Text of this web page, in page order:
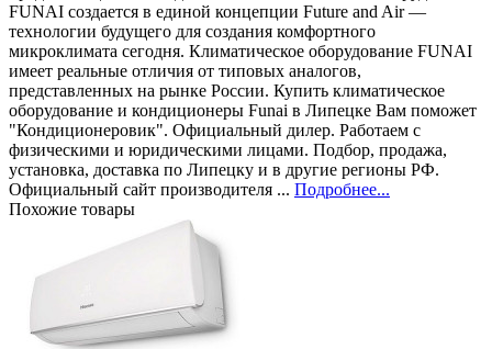
FUNAI создается в единой концепции Future and Air —
технологии будущего для создания комфортного
микроклимата сегодня. Климатическое оборудование FUNAI
имеет реальные отличия от типовых аналогов,
представленных на рынке России. Купить климатическое
оборудование и кондиционеры Funai в Липецке Вам поможет
"Кондиционеровик". Официальный дилер. Работаем с
физическими и юридическими лицами. Подбор, продажа,
установка, доставка по Липецку и в другие регионы РФ.
Официальный сайт производителя ... Подробнее...
Похожие товары